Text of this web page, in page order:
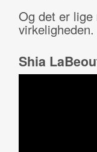
Og det er lige
virkeligheden.
Shia